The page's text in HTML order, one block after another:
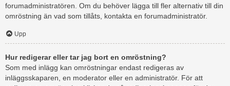
forumadministratören. Om du behöver lägga till fler alternativ till din
omröstning än vad som tillåts, kontakta en forumadministratör.
Upp
Hur redigerar eller tar jag bort en omröstning?
Som med inlägg kan omröstningar endast redigeras av
inläggsskaparen, en moderator eller en administratör. För att